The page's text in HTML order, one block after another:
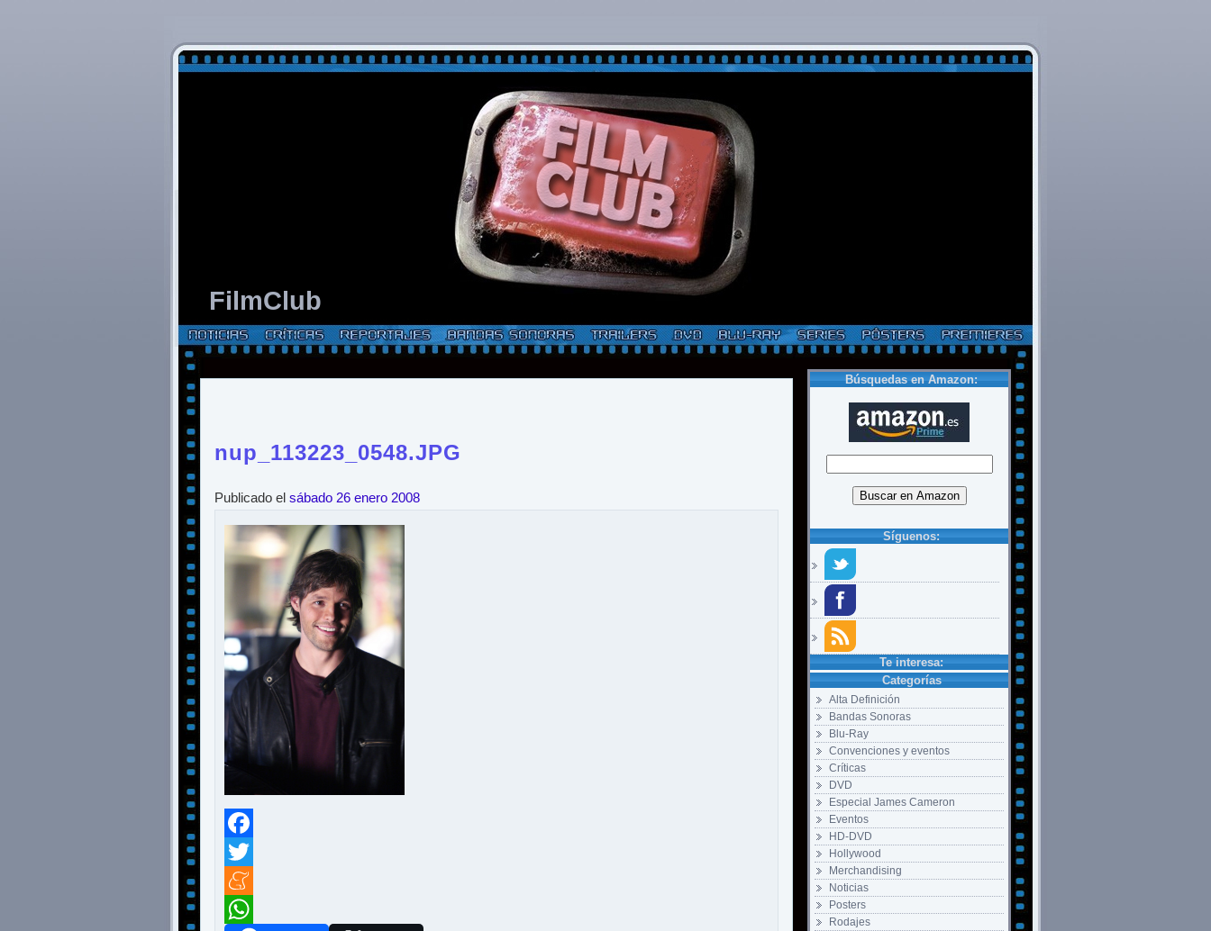
FilmClub
Búsquedas en Amazon:
Síguenos:
Te interesa:
Categorías
Alta Definición
Bandas Sonoras
Blu-Ray
Convenciones y eventos
Críticas
DVD
Especial James Cameron
Eventos
HD-DVD
Hollywood
Merchandising
Noticias
Posters
Rodajes
nup_113223_0548.JPG
Publicado el sábado 26 enero 2008
Facebook
Twitter
Meneame